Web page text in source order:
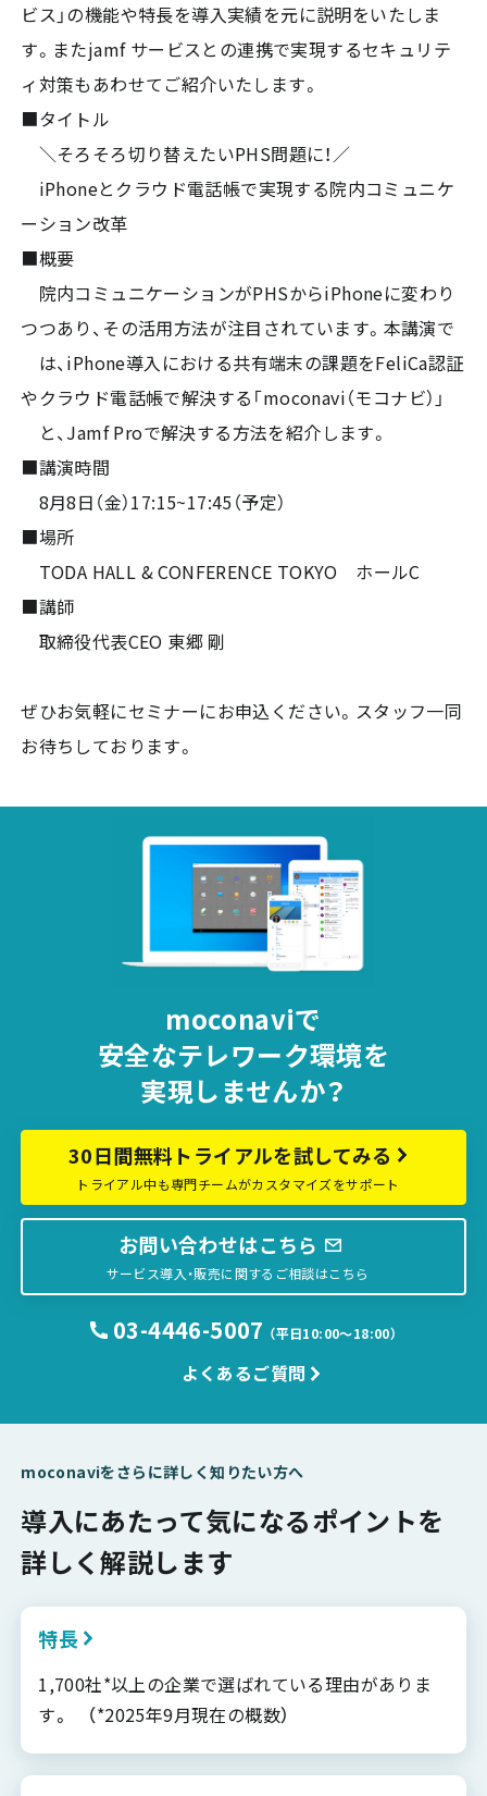
ビス」の機能や特長を導入実績を元に説明をいたしま
す。またjamf サービスとの連携で実現するセキュリテ
ィ対策もあわせてご紹介いたします。
■タイトル
＼そろそろ切り替えたいPHS問題に！／
iPhoneとクラウド電話帳で実現する院内コミュニケ
ーション改革
■概要
院内コミュニケーションがPHSからiPhoneに変わり
つつあり、その活用方法が注目されています。本講演で
は、iPhone導入における共有端末の課題をFeliCa認証
やクラウド電話帳で解決する「moconavi（モコナビ）」
と、Jamf Proで解決する方法を紹介します。
■講演時間
8月8日（金）17:15~17:45（予定）
■場所
TODA HALL & CONFERENCE TOKYO ホールC
■講師
取締役代表CEO 東郷 剛
ぜひお気軽にセミナーにお申込ください。スタッフ一同
お待ちしております。
moconaviで
安全なテレワーク環境を
実現しませんか？
30日間無料トライアルを試してみる
トライアル中も専門チームがカスタマイズをサポート
お問い合わせはこちら
サービス導入・販売に関するご相談はこちら
03-4446-5007 （平日10:00〜18:00）
よくあるご質問
moconaviをさらに詳しく知りたい方へ
導入にあたって気になるポイントを
詳しく解説します
特長
1,700社*以上の企業で選ばれている理由がありま
す。 （*2025年9月現在の概数）